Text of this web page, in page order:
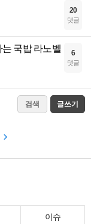
20
댓글
국밥 라노벨
6
댓글
검색 글쓰기
이슈